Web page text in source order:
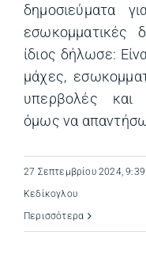
δημοσιεύματα
εσωκομματικές
ίδιος δήλωσε:
μάχες,
υπερβολές και
όμως να απαντήσω
27 Σεπτεμβρίου 2024, 9:39
Κεδίκογλου
Περισσότερα